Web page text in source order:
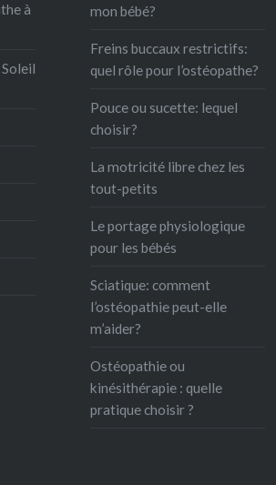
à
mon bébé?
Freins buccaux restrictifs:
quel rôle pour l’ostéopathe?
Pouce ou sucette: lequel
choisir?
La motricité libre chez les
tout-petits
Le portage physiologique
pour les bébés
Sciatique: comment
l’ostéopathie peut-elle
m’aider?
Ostéopathie ou
kinésithérapie : quelle
pratique choisir ?